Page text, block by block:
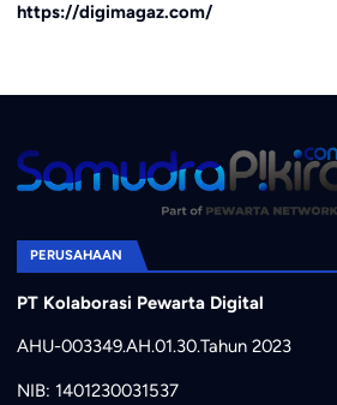
https://digimagaz.com/
PERUSAHAAN
PT Kolaborasi Pewarta Digital
AHU-003349.AH.01.30.Tahun 2023
NIB: 1401230031537